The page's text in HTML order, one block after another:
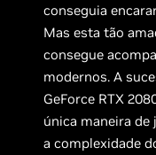
conseguia
Mas esta tão
consegue
modernos. A
GeForce RTX
única maneira de
a complexidade